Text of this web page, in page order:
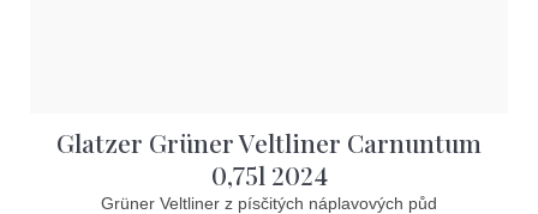
Glatzer Grüner Veltliner Carnuntum
0,75l 2024
Grüner Veltliner z písčitých náplavových půd